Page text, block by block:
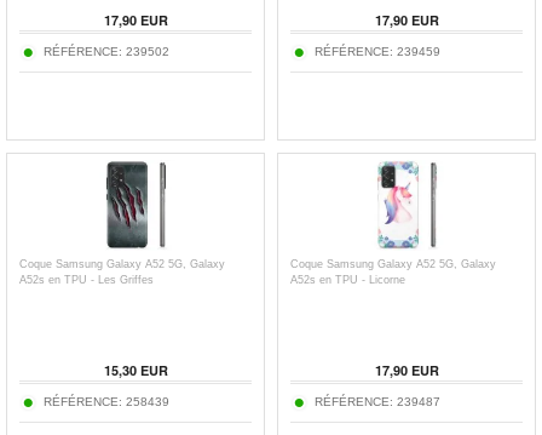
17,90EUR
RÉFÉRENCE: 239502
17,90EUR
RÉFÉRENCE: 239459
Coque Samsung Galaxy A52 5G, Galaxy
A52s en TPU - Les Griffes
15,30EUR
RÉFÉRENCE: 258439
Coque Samsung Galaxy A52 5G, Galaxy
A52s en TPU - Licorne
17,90EUR
RÉFÉRENCE: 239487